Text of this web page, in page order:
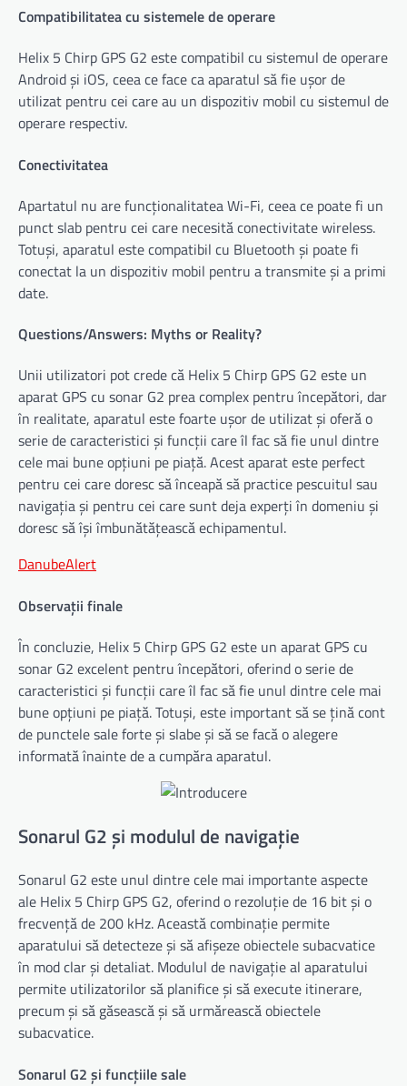
Compatibilitatea cu sistemele de operare
Helix 5 Chirp GPS G2 este compatibil cu sistemul de operare
Android și iOS, ceea ce face ca aparatul să fie ușor de
utilizat pentru cei care au un dispozitiv mobil cu sistemul de
operare respectiv.
Conectivitatea
Apartatul nu are funcționalitatea Wi-Fi, ceea ce poate fi un
punct slab pentru cei care necesită conectivitate wireless.
Totuși, aparatul este compatibil cu Bluetooth și poate fi
conectat la un dispozitiv mobil pentru a transmite și a primi
date.
Questions/Answers: Myths or Reality?
Unii utilizatori pot crede că Helix 5 Chirp GPS G2 este un
aparat GPS cu sonar G2 prea complex pentru începători, dar
în realitate, aparatul este foarte ușor de utilizat și oferă o
serie de caracteristici și funcții care îl fac să fie unul dintre
cele mai bune opțiuni pe piață. Acest aparat este perfect
pentru cei care doresc să înceapă să practice pescuitul sau
navigația și pentru cei care sunt deja experți în domeniu și
doresc să își îmbunătățească echipamentul.
DanubeAlert
Observații finale
În concluzie, Helix 5 Chirp GPS G2 este un aparat GPS cu
sonar G2 excelent pentru începători, oferind o serie de
caracteristici și funcții care îl fac să fie unul dintre cele mai
bune opțiuni pe piață. Totuși, este important să se țină cont
de punctele sale forte și slabe și să se facă o alegere
informată înainte de a cumpăra aparatul.
Sonarul G2 și modulul de navigație
Sonarul G2 este unul dintre cele mai importante aspecte
ale Helix 5 Chirp GPS G2, oferind o rezoluție de 16 bit și o
frecvență de 200 kHz. Această combinație permite
aparatului să detecteze și să afișeze obiectele subacvatice
în mod clar și detaliat. Modulul de navigație al aparatului
permite utilizatorilor să planifice și să execute itinerare,
precum și să găsească și să urmărească obiectele
subacvatice.
Sonarul G2 și funcțiile sale